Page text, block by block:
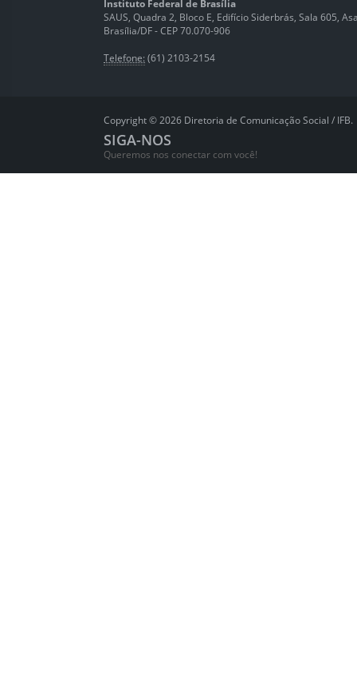
Instituto Federal de Brasília
SAUS, Quadra 2, Bloco E, Edifício Siderbrás, Sala 605,
Brasília/DF - CEP 70.070-906
Telefone: (61) 2103-2154
Copyright © 2026 Diretoria de Comunicação Social / IFB.
SIGA-NOS
Queremos nos conectar com você!